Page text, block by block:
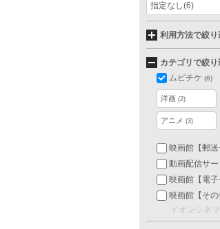
指定なし(6)
利用方法で絞り
カテゴリで絞り
ムビチケ (6)
洋画 (2)
アニメ (3)
映画館【郵送
動画配信サー
映画館【電子
映画館【その
イオンシネマ